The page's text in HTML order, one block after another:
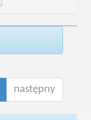
następny